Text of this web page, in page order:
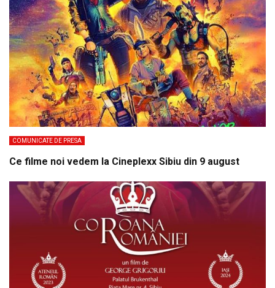
COMUNICATE DE PRESA
Ce filme noi vedem la Cineplexx Sibiu din 9 august